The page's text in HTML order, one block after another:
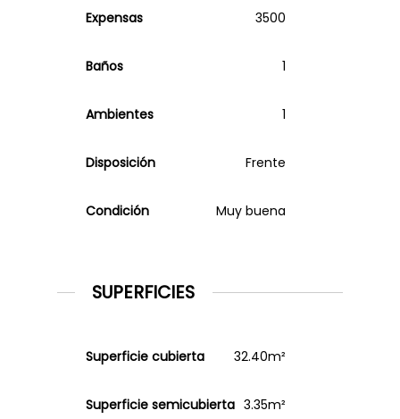
Expensas 3500
Baños 1
Ambientes 1
Disposición Frente
Condición Muy buena
SUPERFICIES
Superficie cubierta 32.40m²
Superficie semicubierta 3.35m²